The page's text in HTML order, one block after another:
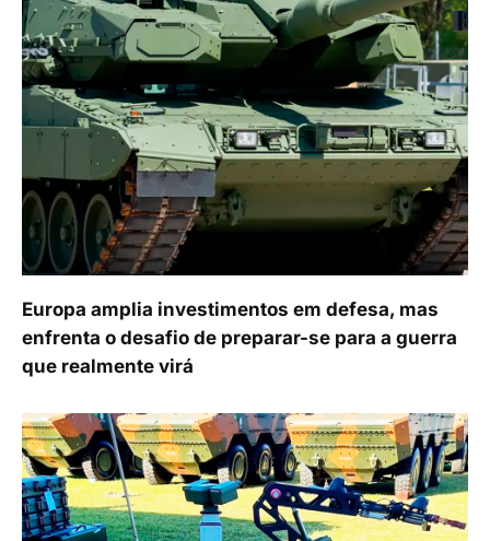
Europa amplia investimentos em defesa, mas
enfrenta o desafio de preparar-se para a guerra
que realmente virá